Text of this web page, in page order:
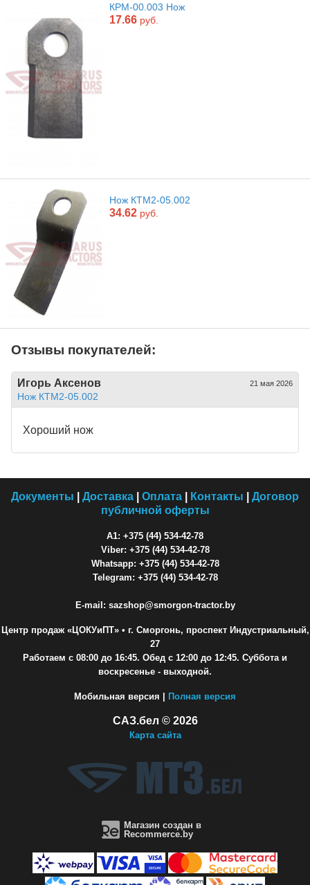
КРМ-00.003 Нож
17.66 руб.
Нож КТМ2-05.002
34.62 руб.
Отзывы покупателей:
Игорь Аксенов 21 мая 2026
Нож КТМ2-05.002
Хороший нож
Документы Доставка Оплата Контакты
Договор
публичной оферты
A1: +375 (44) 534-42-78
Viber: +375 (44) 534-42-78
Whatsapp: +375 (44) 534-42-78
Telegram: +375 (44) 534-42-78
E-mail: sazshop@smorgon-tractor.by
Центр продаж «ЦОКУиПТ»• г. Сморгонь, проспект Индустриальный,
27
Работаем с 08:00 до 16:45. Обед с 12:00 до 12:45. Суббота и
воскресенье - выходной.
Мобильная версия | Полная версия
САЗ.бел © 2026
Карта сайта
Магазин создан в
Recommerce.by